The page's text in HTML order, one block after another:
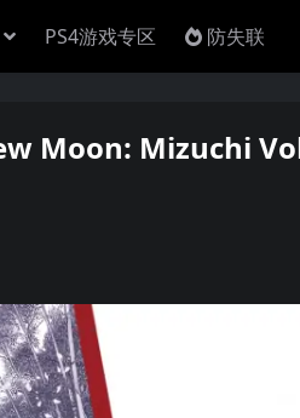
PS4游戏专区 防失联
Moon: Mizuchi